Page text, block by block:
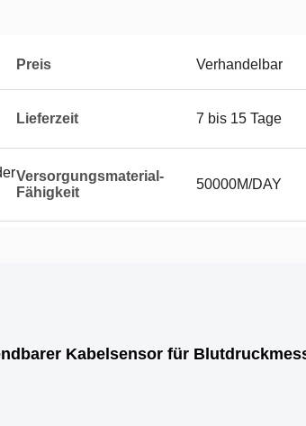
Preis Verhandelbar
Lieferzeit 7 bis 15 Tage
Versorgungsmaterial-
Fähigkeit
50000M/DAY
Kabelsensor für